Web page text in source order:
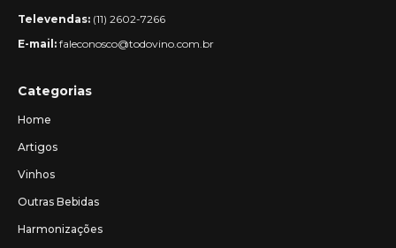
Televendas: (11) 2602-7266
E-mail: faleconosco@todovino.com.br
Categorias
Home
Artigos
Vinhos
Outras Bebidas
Harmonizações